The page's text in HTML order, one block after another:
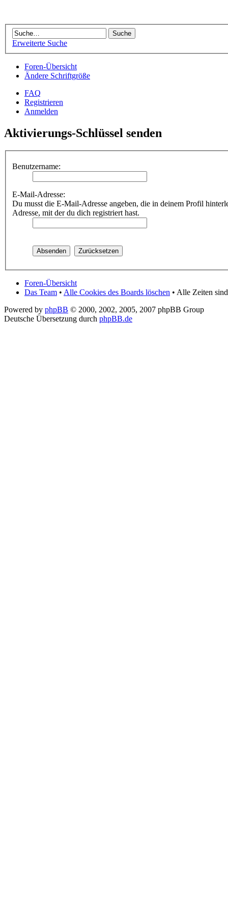
Erweiterte Suche
Foren-Übersicht
Ändere Schriftgröße
FAQ
Registrieren
Anmelden
Aktivierungs-Schlüssel senden
Benutzername:
E-Mail-Adresse:
Du musst die E-Mail-Adresse angeben, die in deinem Profil
Adresse, mit der du dich registriert hast.
Foren-Übersicht
Das Team • Alle Cookies des Boards löschen • Alle Zeiten
Powered by phpBB © 2000, 2002, 2005, 2007 phpBB Group
Deutsche Übersetzung durch phpBB.de